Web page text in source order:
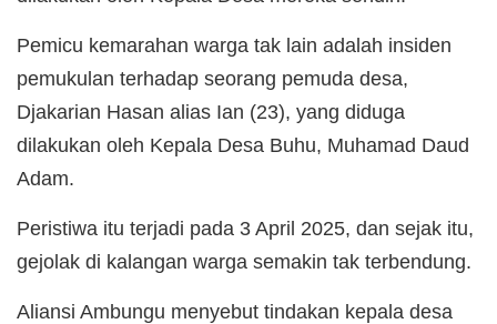
Pemicu kemarahan warga tak lain adalah insiden
pemukulan terhadap seorang pemuda desa,
Djakarian Hasan alias Ian (23), yang diduga
dilakukan oleh Kepala Desa Buhu, Muhamad Daud
Adam.
Peristiwa itu terjadi pada 3 April 2025, dan sejak itu,
gejolak di kalangan warga semakin tak terbendung.
Aliansi Ambungu menyebut tindakan kepala desa